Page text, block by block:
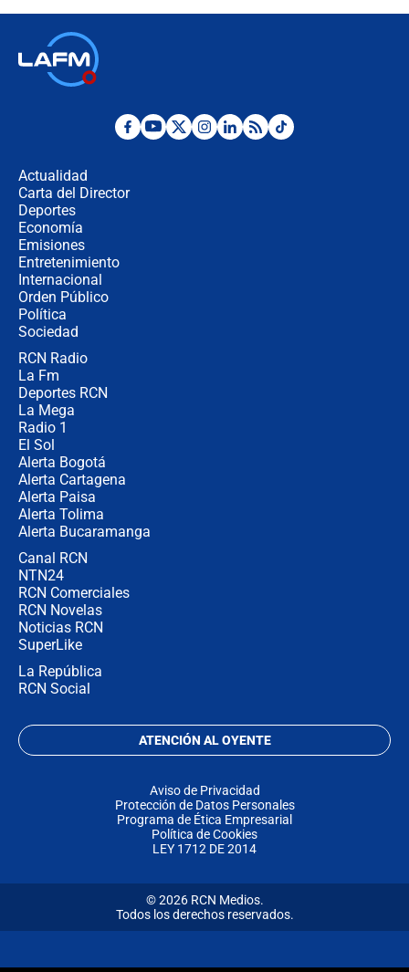
Desde dermatitis hasta infecciones:
Actualidad
Carta del Director
Deportes
Economía
Emisiones
Entretenimiento
Internacional
Orden Público
Política
Sociedad
RCN Radio
La Fm
Deportes RCN
La Mega
Radio 1
El Sol
Alerta Bogotá
Alerta Cartagena
Alerta Paisa
Alerta Tolima
Alerta Bucaramanga
Canal RCN
NTN24
RCN Comerciales
RCN Novelas
Noticias RCN
SuperLike
La República
RCN Social
ATENCIÓN AL OYENTE
Aviso de Privacidad
Protección de Datos Personales
Programa de Ética Empresarial
Política de Cookies
LEY 1712 DE 2014
© 2026 RCN Medios.
Todos los derechos reservados.